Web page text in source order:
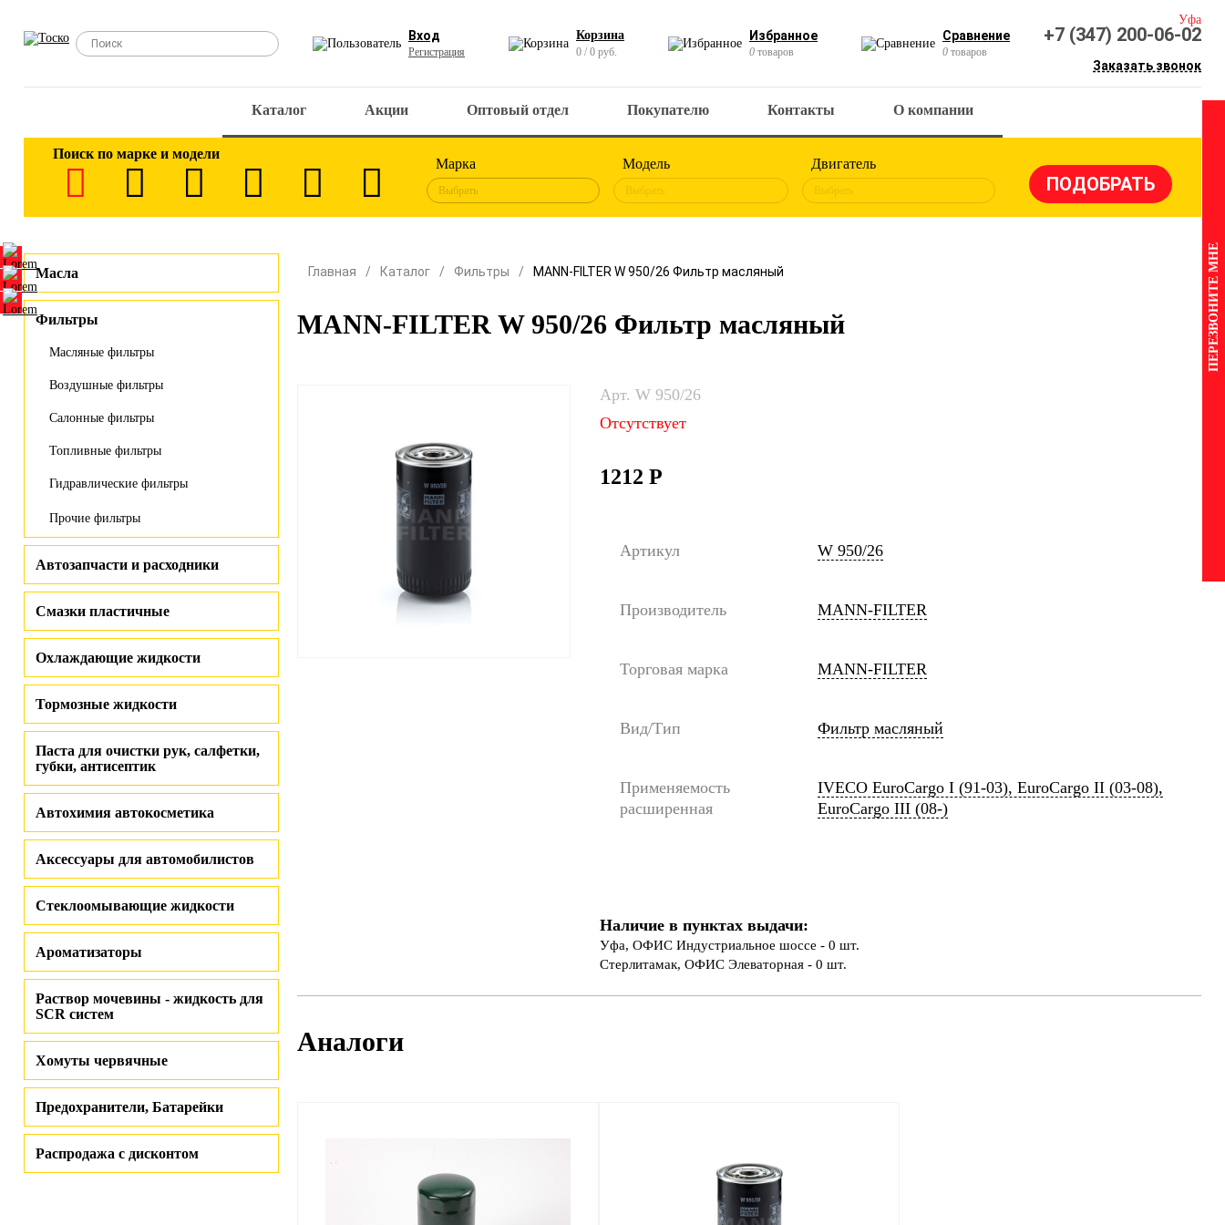
Вход
Регистрация
Корзина
0 / 0 руб.
Избранное
0 товаров
Сравнение
0 товаров
Уфа
+7 (347) 200-06-02
Заказать звонок
Каталог Акции Оптовый отдел Покупателю Контакты О компании
Поиск по марке и модели
Марка
Выбрать
Модель
Выбрать
Двигатель
Выбрать
Масла
Фильтры
Масляные фильтры
Воздушные фильтры
Салонные фильтры
Топливные фильтры
Гидравлические фильтры
Прочие фильтры
Автозапчасти и расходники
Смазки пластичные
Охлаждающие жидкости
Тормозные жидкости
Паста для очистки рук, салфетки,
губки, антисептик
Автохимия автокосметика
Аксессуары для автомобилистов
Стеклоомывающие жидкости
Ароматизаторы
Раствор мочевины - жидкость для
SCR систем
Хомуты червячные
Предохранители, Батарейки
Распродажа с дисконтом
Главная Каталог Фильтры MANN-FILTER W 950/26 Фильтр масляный
MANN-FILTER W 950/26 Фильтр масляный
Арт. W 950/26
Отсутствует
1212 Р
Артикул W 950/26
Производитель MANN-FILTER
Торговая марка MANN-FILTER
Вид/Тип Фильтр масляный
Применяемость
расширенная
IVECO EuroCargo I (91-03), EuroCargo II (03-08),
EuroCargo III (08-)
Наличие в пунктах выдачи:
Уфа, ОФИС Индустриальное шоссе - 0 шт.
Стерлитамак, ОФИС Элеваторная - 0 шт.
Аналоги
ПЕРЕЗВОНИТЕ МНЕ